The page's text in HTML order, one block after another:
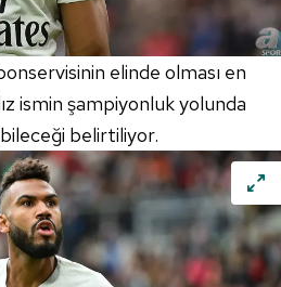
elinde olması en
ismin şampiyonluk yolunda
belirtiliyor.